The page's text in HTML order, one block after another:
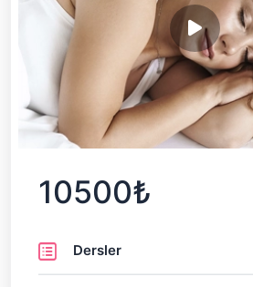
10500₺
Dersler